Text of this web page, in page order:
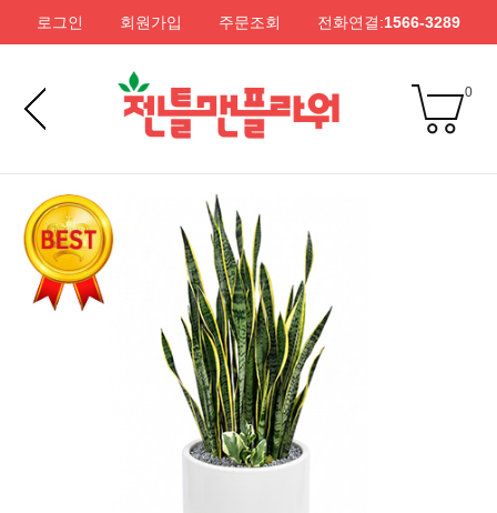
로그인 회원가입 주문조회 전화연결:1566-3289
0